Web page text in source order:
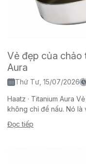
Vẻ đẹp của chảo
Aura
Thứ Tư, 15/07/2026
Haatz · Titanium Aura
không chỉ để nấu. Nó là
Đọc tiếp